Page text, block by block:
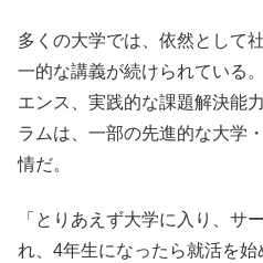
多くの大学では、依然として
一的な講義が続けられている
エンス、実践的な課題解決能
ラムは、一部の先進的な大学
情だ。
「とりあえず大学に入り、サ
れ、4年生になったら就活を